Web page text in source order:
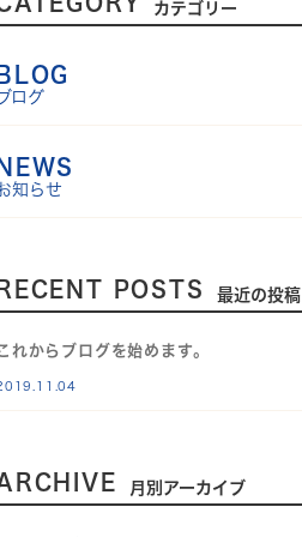
カテゴリー
ログ
知らせ
POSTS 最近の投稿
れからブログを始めます。
月別アーカイブ